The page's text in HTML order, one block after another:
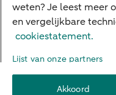
Over ABN AMRO
Werken bij ABN AMRO
DuurzaamheidVeiligheid
weten? Je leest meer
en vergelijkbare
cookiestatement.
Lijst van onze partners
Akkoord